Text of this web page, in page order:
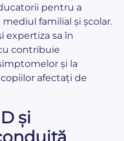
pentru a
familial și școlar.
expertiza sa în
contribuie
și la
afectați de
și